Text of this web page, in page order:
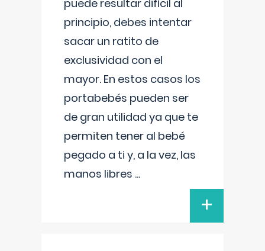
puede resultar difícil al
principio, debes intentar
sacar un ratito de
exclusividad con el
mayor. En estos casos los
portabebés pueden ser
de gran utilidad ya que te
permiten tener al bebé
pegado a ti y, a la vez, las
manos libres ...
+